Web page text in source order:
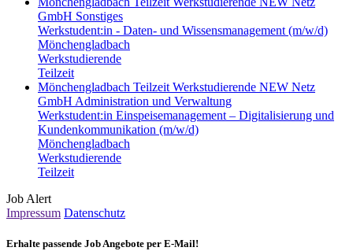
GmbH Sonstiges
Werkstudent:in - Daten- und Wissensmanagement (m/w/d)
Mönchengladbach
Werkstudierende
Teilzeit
Mönchengladbach Teilzeit Werkstudierende NEW Netz
GmbH Administration und Verwaltung
Werkstudent:in Einspeisemanagement – Digitalisierung und
Kundenkommunikation (m/w/d)
Mönchengladbach
Werkstudierende
Teilzeit
Job Alert
Impressum Datenschutz
Erhalte passende Job Angebote per E-Mail!